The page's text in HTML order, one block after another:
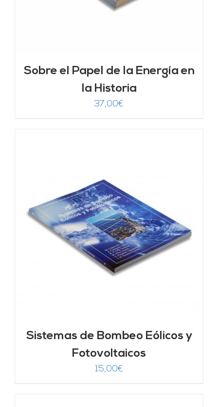
Sobre el Papel de la Energía en
la Historia
37,00€
Sistemas de Bombeo Eólicos y
Fotovoltaicos
15,00€